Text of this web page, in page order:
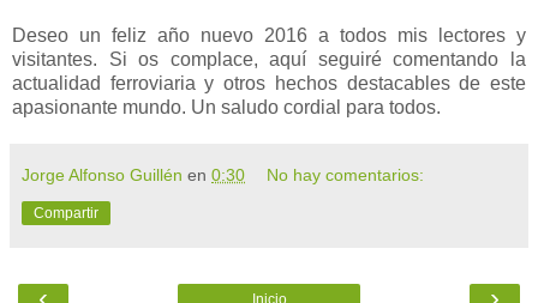
Deseo un feliz año nuevo 2016 a todos mis lectores y
visitantes. Si os complace, aquí seguiré comentando la
actualidad ferroviaria y otros hechos destacables de este
apasionante mundo. Un saludo cordial para todos.
Jorge Alfonso Guillén en 0:30 No hay comentarios:
Compartir
Inicio